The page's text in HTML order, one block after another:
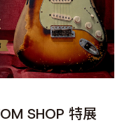
SHOP 特展